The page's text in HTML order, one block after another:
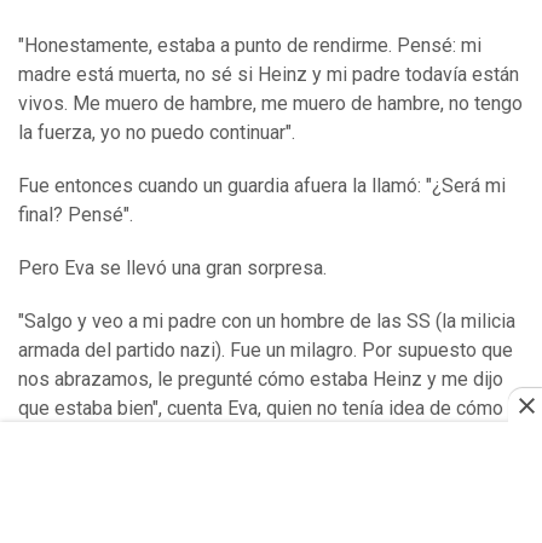
"Honestamente, estaba a punto de rendirme. Pensé: mi
madre está muerta, no sé si Heinz y mi padre todavía están
vivos. Me muero de hambre, me muero de hambre, no tengo
la fuerza, yo no puedo continuar".
Fue entonces cuando un guardia afuera la llamó: "¿Será mi
final? Pensé".
Pero Eva se llevó una gran sorpresa.
"Salgo y veo a mi padre con un hombre de las SS (la milicia
armada del partido nazi). Fue un milagro. Por supuesto que
nos abrazamos, le pregunté cómo estaba Heinz y me dijo
que estaba bien", cuenta Eva, quien no tenía idea de cómo el